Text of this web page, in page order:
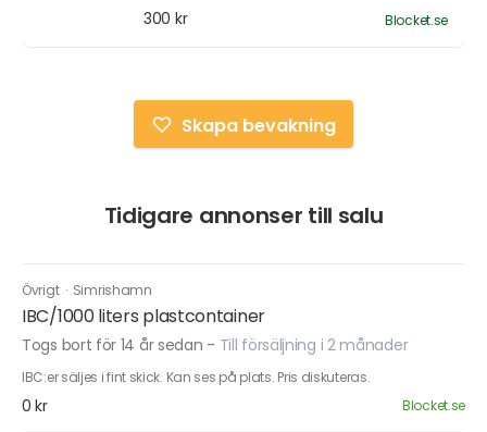
300 kr
Blocket.se
Skapa bevakning
Tidigare annonser till salu
Övrigt · Simrishamn
IBC/1000 liters plastcontainer
Togs bort för 14 år sedan - Till försäljning i 2 månader
IBC:er säljes i fint skick. Kan ses på plats. Pris diskuteras.
0 kr Blocket.se